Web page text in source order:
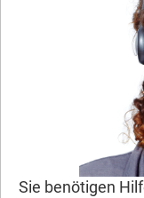
Sie benötigen